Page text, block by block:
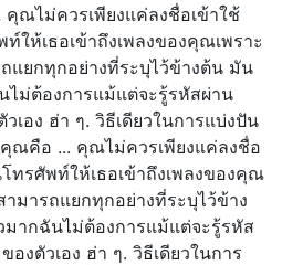
ณไม่ควรเพียงแค่ลงชื่อเข้าใช้
ให้เธอเข้าถึงเพลงของคุณเพราะ
แยกทุกอย่างที่ระบุไว้ข้างต้น มัน
ไม่ต้องการแม้แต่จะรู้รหัสผ่าน
เอง ฮ่า ๆ. วิธีเดียวในการแบ่งปัน
คุณคือ ... คุณไม่ควรเพียงแค่ลงชื่อ
ทรศัพท์ให้เธอเข้าถึงเพลงของคุณ
มารถแยกทุกอย่างที่ระบุไว้ข้าง
ากฉันไม่ต้องการแม้แต่จะรู้รหัส
องตัวเอง ฮ่า ๆ. วิธีเดียวในการ